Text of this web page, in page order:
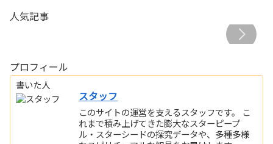
人気記事
生きづらさの理由がわかる？
地上の天使「アースエンジェ
プロフィール
書いた人
スタッフ
このサイトの運営を支えるスタッフです。 こ
れまで積み上げてきた膨大なスターピープ
ル・スターシードの探究データや、多種多様